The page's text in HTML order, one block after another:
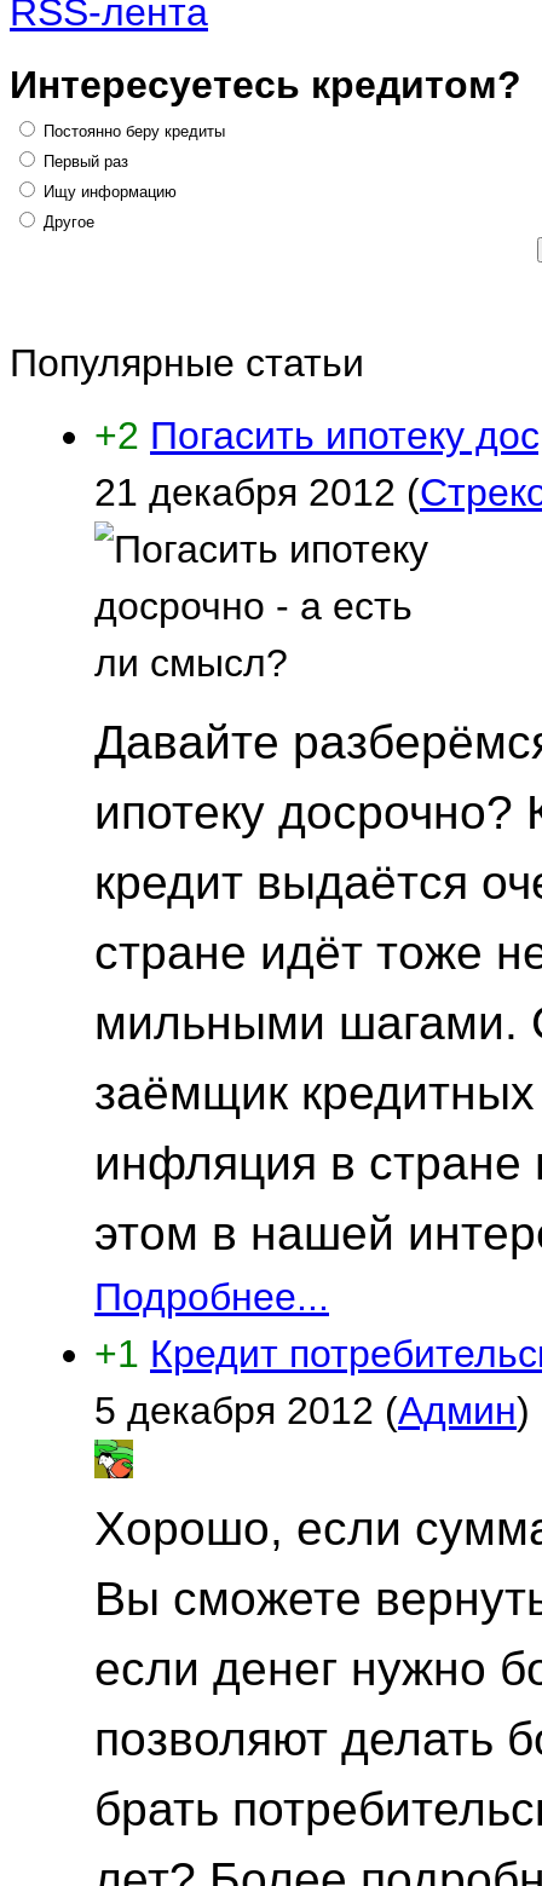
RSS-лента
Интересуетесь кредитом?
Постоянно беру кредиты
Первый раз
Ищу информацию
Другое
Популярные статьи
+2 Погасить ипотеку
21 декабря 2012 (
Давайте
ипотеку досрочно?
кредит выдаётся
стране идёт тоже
мильными шагами.
заёмщик кредитных
инфляция в стране
этом в нашей
Подробнее...
+1 Кредит
5 декабря 2012 (Админ)
Хорошо, если
Вы сможете
если денег нужно
позволяют делать
брать